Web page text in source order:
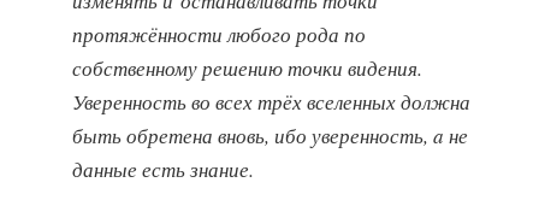
протяжённости любого рода по
собственному решению точки видения.
Уверенность во всех трёх вселенных должна
быть обретена вновь, ибо уверенность, a не
данные есть знание.